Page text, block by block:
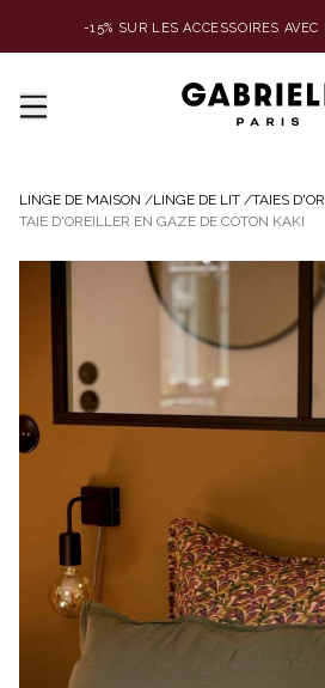
-15% SUR LES ACCESSOIRES
LINGE DE MAISON /LINGE DE LIT /TAIES
TAIE D'OREILLER EN GAZE DE COTON KAKI